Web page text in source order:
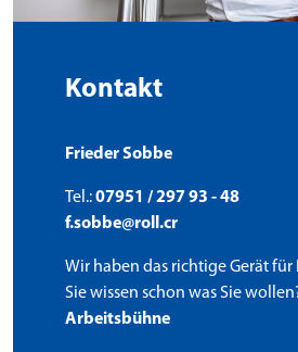
Kontakt
Frieder Sobbe
Tel.:07951 / 297 93 - 48
f.sobbe@roll.cr
Wir haben das richtige Gerät für
Sie wissen schon was Sie
Arbeitsbühne